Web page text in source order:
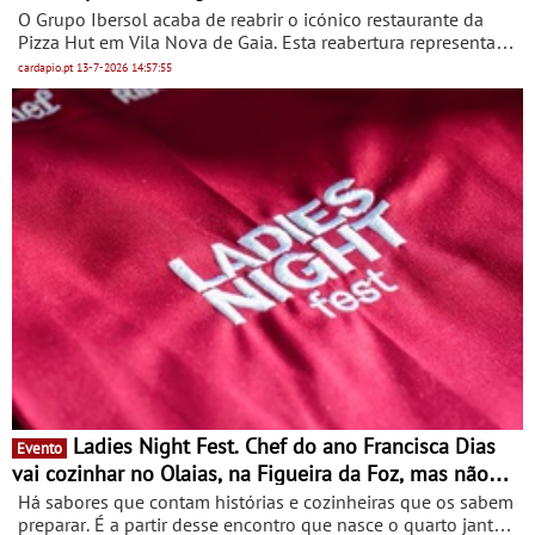
O Grupo Ibersol acaba de reabrir o icónico restaurante da
Pizza Hut em Vila Nova de Gaia. Esta reabertura representa
um novo ciclo do restaurante localizado no Centro Comercial
GaiaShopping. Com a reabertura deste restaurante, na sua
localização anterior, a Pizza Hut estreia uma nova
experiência de consumir pizza, com nova imagem, mais
moderna, fun e adaptada ao consumidor atual com uma
aposta clara numa experiência digital que acompanha o
cliente nos diferentes serviços disponibilizados: Serviços à
Mesa, no Restaurante, Balcão à fatia e Take Away.
cardapio.pt 13-7-2026 14:57:55
Evento
vai cozinhar no Olaias, na Figueira da Foz, mas não
estará só
Há sabores que contam histórias e cozinheiras que os sabem
preparar. É a partir desse encontro que nasce o quarto jantar